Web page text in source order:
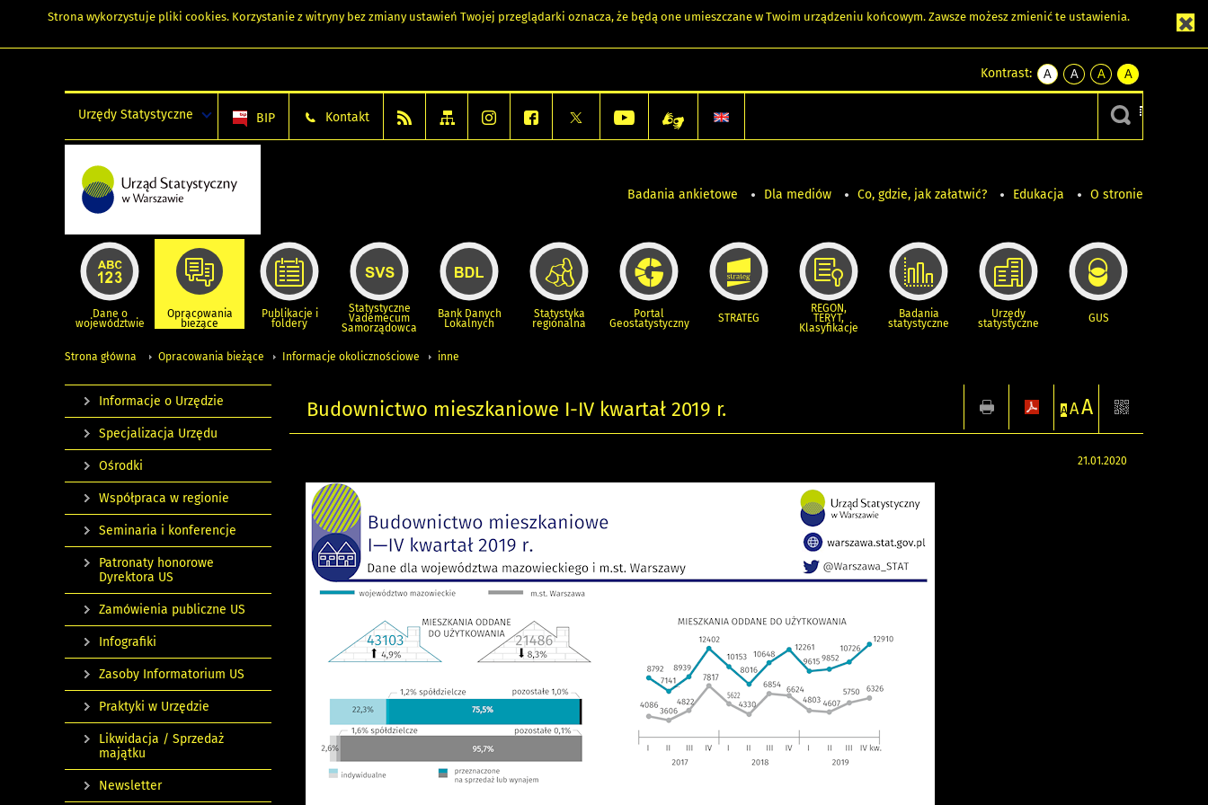
Strona wykorzystuje pliki cookies. Korzystanie z witryny bez zmiany ustawień Twojej przeglądarki oznacza, że będą one umieszczane w Twoim urządzeniu końcowym. Zawsze możesz zmienić te ustawienia.
Kontrast:
A
kontrast
A
kontrast
czarnym
A
kontrast
żółty
tekst
czarnym
A
kontrast
czarny
tekst
żółtym
Urzędy Statystyczne BIP Kontakt
Badania ankietowe Dla mediów Co, gdzie, jak załatwić? Edukacja O stronie
Dane o
województwie
Opracowania
bieżące
Publikacje i
foldery
Statystyczne
Vademecum
Samorządowca
Bank Danych
Lokalnych
Statystyka
regionalna
Portal
Geostatystyczny STRATEG
REGON,
TERYT,
Klasyfikacje
Badania
statystyczne
Urzędy
statystyczne GUS
Strona główna Opracowania bieżące Informacje okolicznościowe inne
Budownictwo mieszkaniowe I-IV kwartał 2019 r. A AA
21.01.2020
Informacje o Urzędzie
Specjalizacja Urzędu
Ośrodki
Współpraca w regionie
Seminaria i konferencje
Patronaty honorowe
Dyrektora US
Zamówienia publiczne US
Infografiki
Zasoby Informatorium US
Praktyki w Urzędzie
Likwidacja / Sprzedaż
majątku
Newsletter